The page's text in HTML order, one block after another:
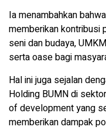
Ia menambahkan
memberikan kontribusi
seni dan budaya,
serta oase bagi
Hal ini juga sejalan
Holding BUMN di
of development yang
memberikan dampak